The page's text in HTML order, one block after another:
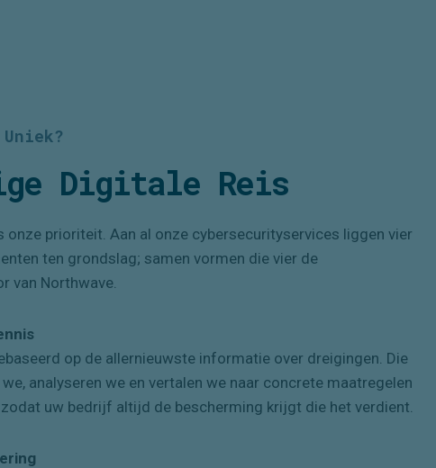
Digitale Reis
onze prioriteit. Aan al onze cybersecurityservices liggen vier
ten grondslag; samen vormen die vier de
van Northwave.
op de allernieuwste informatie over dreigingen. Die
analyseren we en vertalen we naar concrete maatregelen
uw bedrijf altijd de bescherming krijgt die het verdient.